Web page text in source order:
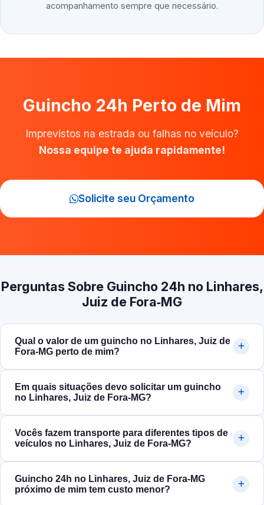
acompanhamento sempre que necessário.
Guincho 24h Perto de Mim
Imprevistos na estrada ou falhas no veículo?
Nossa equipe te ajuda rapidamente!
Solicite seu Orçamento
Perguntas Sobre Guincho 24h no Linhares,
Juiz de Fora‑MG
Qual o valor de um guincho no Linhares, Juiz de
Fora‑MG perto de mim?
Em quais situações devo solicitar um guincho
no Linhares, Juiz de Fora‑MG?
Vocês fazem transporte para diferentes tipos de
veículos no Linhares, Juiz de Fora‑MG?
Guincho 24h no Linhares, Juiz de Fora‑MG
próximo de mim tem custo menor?